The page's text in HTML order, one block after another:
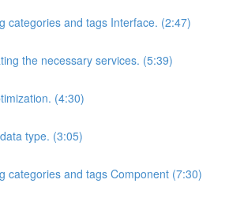
categories and tags Interface. (2:47)
the necessary services. (5:39)
(4:30)
type. (3:05)
categories and tags Component (7:30)